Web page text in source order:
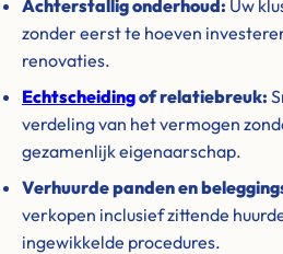
Achterstallig onderhoud: Uw
zonder eerst te hoeven
renovaties.
Echtscheidingof relatiebreuk:
verdeling van het vermogen
gezamenlijk eigenaarschap.
Verhuurde panden en
verkopen inclusief zittende
ingewikkelde procedures.